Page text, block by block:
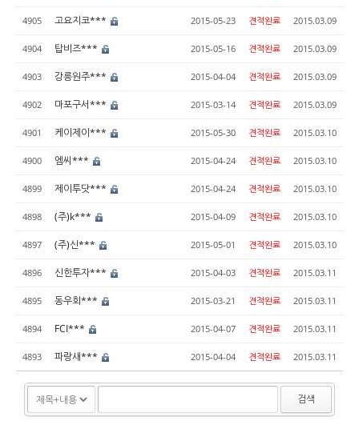
4905 고요지코*** 2015-05-23 견적완료 2015.03.09
4904 탑비즈*** 2015-05-16 견적완료 2015.03.09
4903 강릉원주*** 2015-04-04 견적완료 2015.03.09
4902 마포구서*** 2015-03-14 견적완료 2015.03.09
4901 케이제이*** 2015-05-30 견적완료 2015.03.10
4900 엠씨*** 2015-04-24 견적완료 2015.03.10
4899 제이투닷*** 2015-04-24 견적완료 2015.03.10
4898 (주)k*** 2015-04-09 견적완료 2015.03.10
4897 (주)신*** 2015-05-01 견적완료 2015.03.10
4896 신한투자*** 2015-04-03 견적완료 2015.03.11
4895 동우회*** 2015-03-21 견적완료 2015.03.11
4894 FCI*** 2015-04-07 견적완료 2015.03.11
4893 파랑새*** 2015-04-04 견적완료 2015.03.11
검색